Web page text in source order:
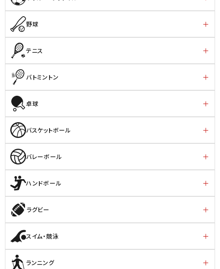
野球
テニス
バトミントン
卓球
バスケットボール
バレーボール
ハンドボール
ラグビー
スイム・競泳
ランニング